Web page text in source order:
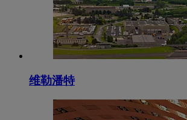
维勒潘特